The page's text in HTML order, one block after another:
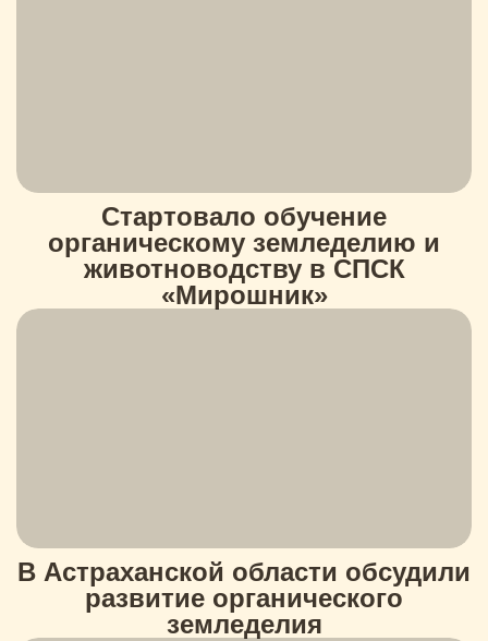
Стартовало обучение
органическому земледелию и
животноводству в СПСК
«Мирошник»
В Астраханской области обсудили
развитие органического
земледелия